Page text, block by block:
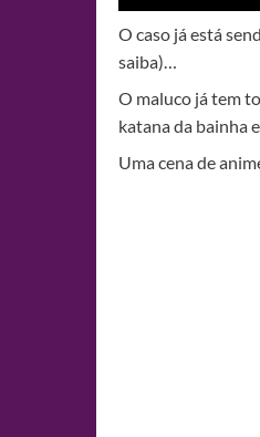
O caso já está
saiba)…
O maluco já tem
katana da bainha
Uma cena de